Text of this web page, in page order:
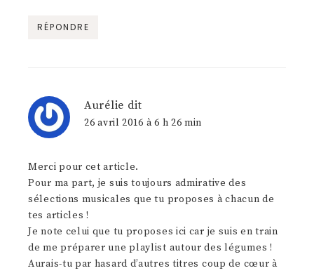
RÉPONDRE
Aurélie dit
26 avril 2016 à 6 h 26 min
Merci pour cet article.
Pour ma part, je suis toujours admirative des
sélections musicales que tu proposes à chacun de
tes articles !
Je note celui que tu proposes ici car je suis en train
de me préparer une playlist autour des légumes !
Aurais-tu par hasard d’autres titres coup de cœur à